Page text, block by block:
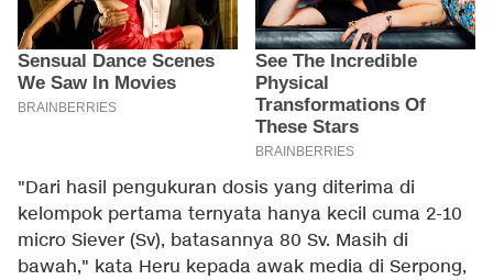
"Dari hasil pengukuran dosis yang diterima di
kelompok pertama ternyata hanya kecil cuma 2-10
micro Siever (Sv), batasannya 80 Sv. Masih di
bawah," kata Heru kepada awak media di Serpong,